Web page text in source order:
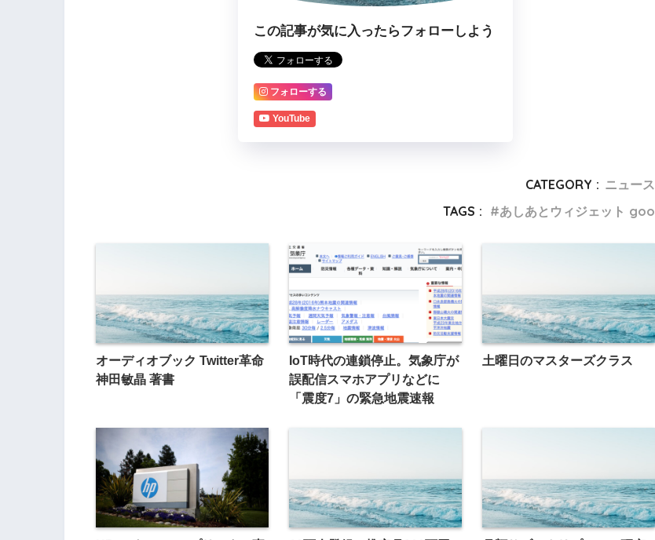
この記事が気に入ったらフォローしよう
フォローする
YouTube
CATEGORY : ニュース
TAGS :
あしあとウィジェット goo
オーディオブック Twitter革命
神田敏晶 著書
IoT時代の連鎖停止。気象庁が
誤配信スマホアプリなどに
「震度7」の緊急地震速報
土曜日のマスターズクラス